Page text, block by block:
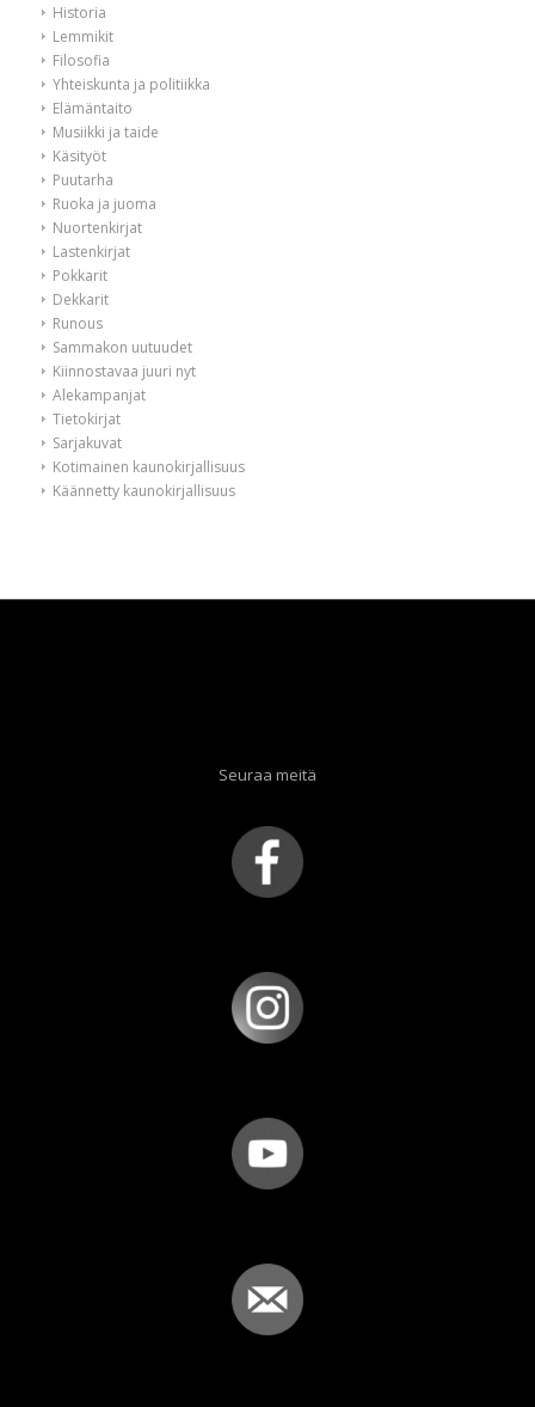
Historia
Lemmikit
Filosofia
Yhteiskunta ja politiikka
Elämäntaito
Musiikki ja taide
Käsityöt
Puutarha
Ruoka ja juoma
Nuortenkirjat
Lastenkirjat
Pokkarit
Dekkarit
Runous
Sammakon uutuudet
Kiinnostavaa juuri nyt
Alekampanjat
Tietokirjat
Sarjakuvat
Kotimainen kaunokirjallisuus
Käännetty kaunokirjallisuus
Seuraa meitä